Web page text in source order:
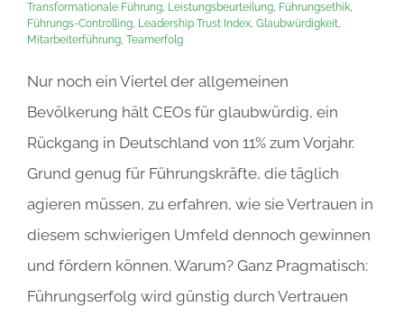
Transformationale Führung, Leistungsbeurteilung, Führungsethik,
Führungs-Controlling, Leadership Trust Index, Glaubwürdigkeit,
Mitarbeiterführung, Teamerfolg
Nur noch ein Viertel der allgemeinen
Bevölkerung hält CEOs für glaubwürdig, ein
Rückgang in Deutschland von 11% zum Vorjahr.
Grund genug für Führungskräfte, die täglich
agieren müssen, zu erfahren, wie sie Vertrauen in
diesem schwierigen Umfeld dennoch gewinnen
und fördern können. Warum? Ganz Pragmatisch:
Führungserfolg wird günstig durch Vertrauen